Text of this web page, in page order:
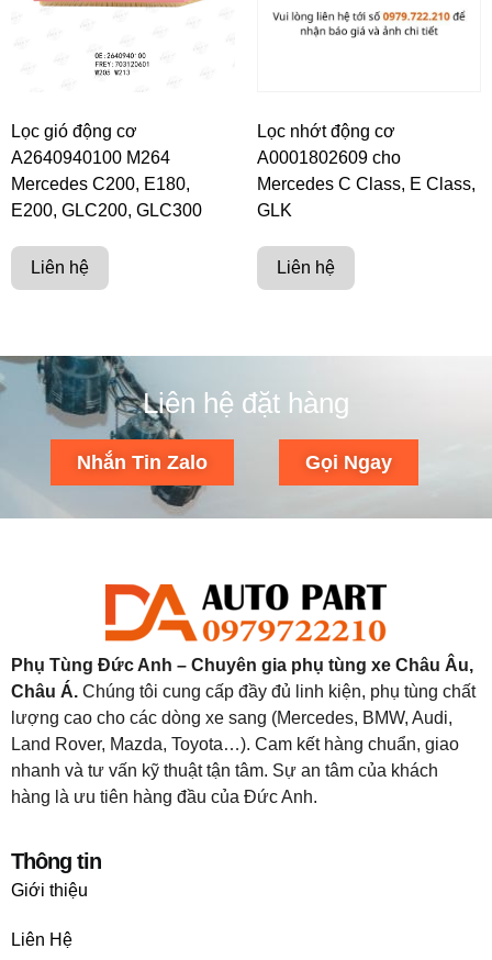
Lọc gió động cơ
A2640940100 M264
Mercedes C200, E180,
E200, GLC200, GLC300
Liên hệ
Lọc nhớt động cơ
A0001802609 cho
Mercedes C Class, E Class,
GLK
Liên hệ
Liên hệ đặt hàng
Nhắn Tin Zalo Gọi Ngay
Phụ Tùng Đức Anh – Chuyên gia phụ tùng xe Châu Âu,
Châu Á. Chúng tôi cung cấp đầy đủ linh kiện, phụ tùng chất
lượng cao cho các dòng xe sang (Mercedes, BMW, Audi,
Land Rover, Mazda, Toyota…). Cam kết hàng chuẩn, giao
nhanh và tư vấn kỹ thuật tận tâm. Sự an tâm của khách
hàng là ưu tiên hàng đầu của Đức Anh.
Thông tin
Giới thiệu
Liên Hệ